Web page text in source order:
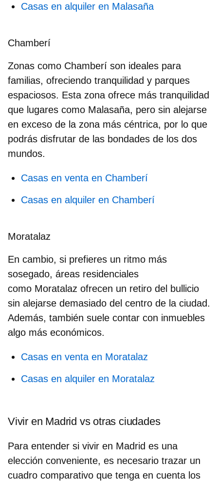
Casas en alquiler en Malasaña
Chamberí
Zonas como Chamberí son ideales para
familias, ofreciendo tranquilidad y parques
espaciosos. Esta zona ofrece más tranquilidad
que lugares como Malasaña, pero sin alejarse
en exceso de la zona más céntrica, por lo que
podrás disfrutar de las bondades de los dos
mundos.
Casas en venta en Chamberí
Casas en alquiler en Chamberí
Moratalaz
En cambio, si prefieres un ritmo más
sosegado, áreas residenciales
como Moratalaz ofrecen un retiro del bullicio
sin alejarse demasiado del centro de la ciudad.
Además, también suele contar con inmuebles
algo más económicos.
Casas en venta en Moratalaz
Casas en alquiler en Moratalaz
Vivir en Madrid vs otras ciudades
Para entender si vivir en Madrid es una
elección conveniente, es necesario trazar un
cuadro comparativo que tenga en cuenta los